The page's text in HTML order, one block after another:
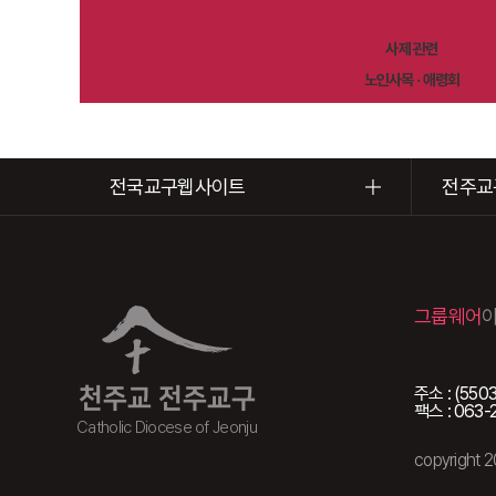
사제 관련
노인사목 · 애령회
전국교구웹사이트 전주
천주교 전주교구
Catholic Diocese of Jeonju
그룹웨어
주소 :
팩스 : 063-
copyright